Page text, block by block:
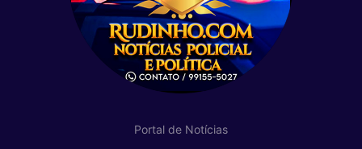
Portal de Notícias